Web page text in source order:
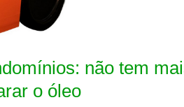
não tem
o óleo